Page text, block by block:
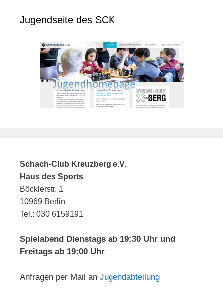
Jugendseite des SCK
Schach-Club Kreuzberg e.V.
Haus des Sports
Böcklerstr. 1
10969 Berlin
Tel.: 030 6159191
Spielabend Dienstags ab 19:30 Uhr und
Freitags ab 19:00 Uhr
Anfragen per Mail an Jugendabteilung